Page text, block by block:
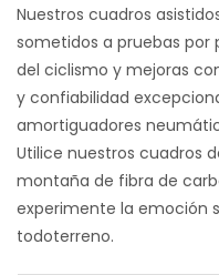
Nuestros cuadros
sometidos a pruebas por
del ciclismo y mejoras
y confiabilidad
amortiguadores
Utilice nuestros cuadros
montaña de fibra de
experimente la emoción
todoterreno.